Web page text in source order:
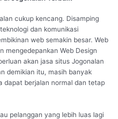
cukup kencang. Disamping
dan komunikasi
web semakin besar. Web
mengedepankan Web Design
akan jasa situs Jogonalan
demikian itu, masih banyak
dapat berjalan normal dan tetap
pelanggan yang lebih luas lagi